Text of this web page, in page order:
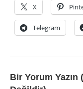
X
Telegram
Bir Yorum